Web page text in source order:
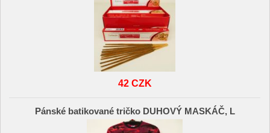
42 CZK
Pánské batikované tričko DUHOVÝ MASKÁČ, L